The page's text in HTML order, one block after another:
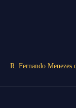
R. Fernando